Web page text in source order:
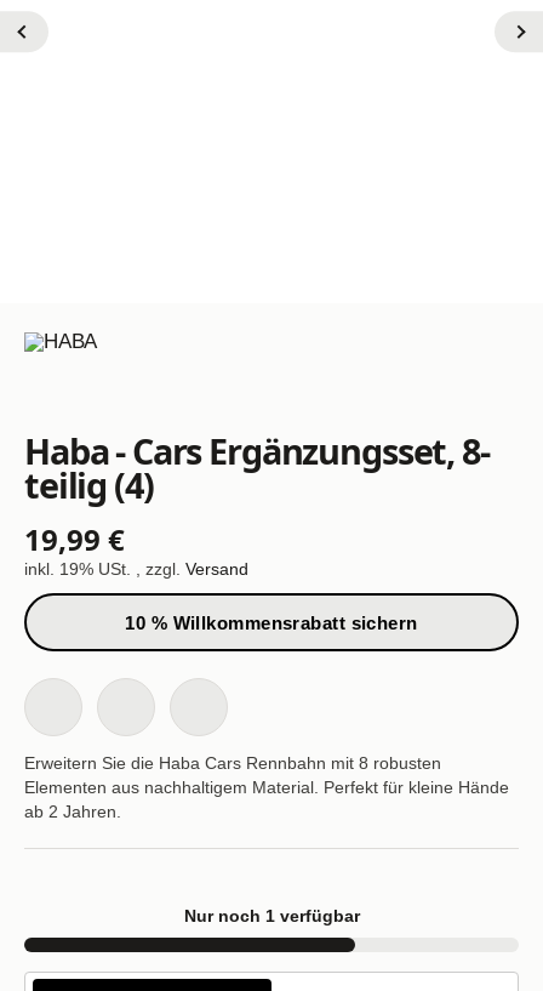
Haba - Cars Ergänzungsset, 8-
teilig (4)
19,99 €
inkl. 19% USt. , zzgl. Versand
10 % Willkommensrabatt sichern
Erweitern Sie die Haba Cars Rennbahn mit 8 robusten
Elementen aus nachhaltigem Material. Perfekt für kleine Hände
ab 2 Jahren.
Nur noch 1 verfügbar